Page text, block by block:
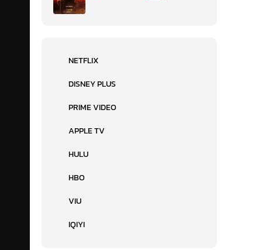
NETFLIX
DISNEY PLUS
PRIME VIDEO
APPLE TV
HULU
HBO
VIU
IQIYI